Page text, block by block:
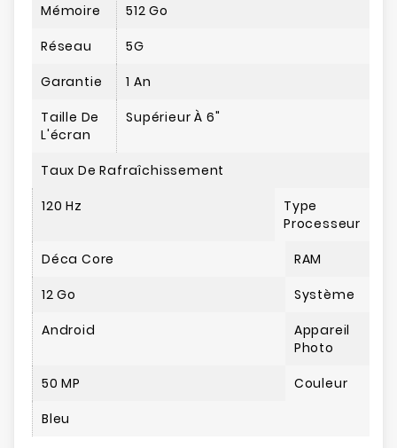
Mémoire
512 Go
Réseau
5G
Garantie
1 An
Taille De
L'écran
Supérieur À 6"
Taux De Rafraîchissement
120 Hz
Type
Processeur
Déca Core
RAM
12 Go
Système
Android
Appareil
Photo
50 MP
Couleur
Bleu